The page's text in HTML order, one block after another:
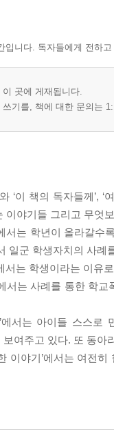
이유
요
봐요
학생 역할 바꾸기
석)
걸음
생활교육
렵다?!
하여
향하며
민영)
입니다. 독자들에게 전하
곳에 게재됩니다.
기를, 책에 대한 문의는
‘이 책의 독자들께
이야기들 그리고 무엇
서는 학년이 올라갈
일군 학생자치의 사례
서는 학생이라는 이
서는 사례를 통한 학
에서는 아이들 스스
여주고 있다. 또 동
이야기’에서는 여전